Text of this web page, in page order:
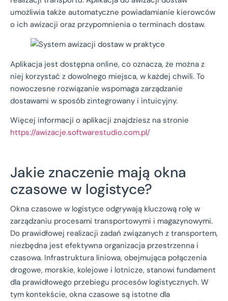
umożliwia także automatyczne powiadamianie kierowców
o ich awizacji oraz przypomnienia o terminach dostaw.
Aplikacja jest dostępna online, co oznacza, że można z
niej korzystać z dowolnego miejsca, w każdej chwili. To
nowoczesne rozwiązanie wspomaga zarządzanie
dostawami w sposób zintegrowany i intuicyjny.
Więcej informacji o aplikacji znajdziesz na stronie
https://awizacje.softwarestudio.com.pl/
Jakie znaczenie mają okna
czasowe w logistyce?
Okna czasowe w logistyce odgrywają kluczową rolę w
zarządzaniu procesami transportowymi i magazynowymi.
Do prawidłowej realizacji zadań związanych z transportem,
niezbędna jest efektywna organizacja przestrzenna i
czasowa. Infrastruktura liniowa, obejmująca połączenia
drogowe, morskie, kolejowe i lotnicze, stanowi fundament
dla prawidłowego przebiegu procesów logistycznych. W
tym kontekście, okna czasowe są istotne dla